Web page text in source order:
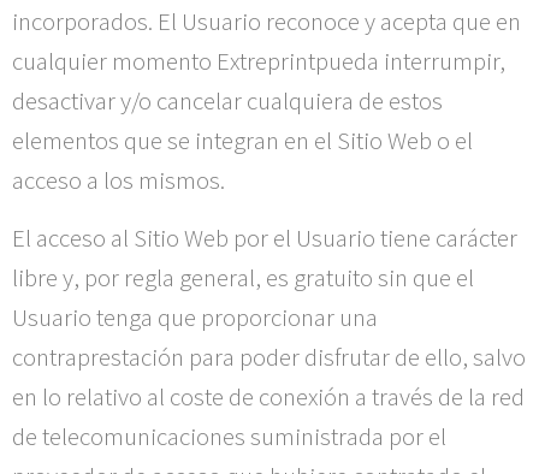
incorporados. El Usuario reconoce y acepta que en
cualquier momento Extreprintpueda interrumpir,
desactivar y/o cancelar cualquiera de estos
elementos que se integran en el Sitio Web o el
acceso a los mismos.
El acceso al Sitio Web por el Usuario tiene carácter
libre y, por regla general, es gratuito sin que el
Usuario tenga que proporcionar una
contraprestación para poder disfrutar de ello, salvo
en lo relativo al coste de conexión a través de la red
de telecomunicaciones suministrada por el